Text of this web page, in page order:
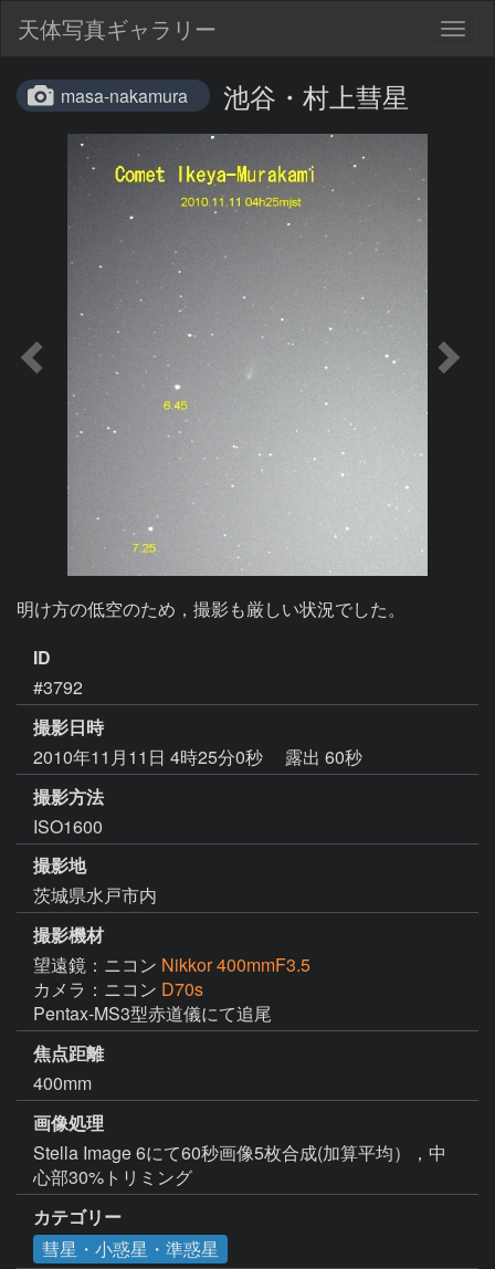
天体写真ギャラリー
masa-nakamura 池谷・村上彗星
明け方の低空のため，撮影も厳しい状況でした。
ID
#3792
撮影日時
2010年11月11日 4時25分0秒
露出 60秒
撮影方法
ISO1600
撮影地
茨城県水戸市内
撮影機材
望遠鏡：ニコン Nikkor 400mmF3.5
カメラ：ニコン D70s
Pentax-MS3型赤道儀にて追尾
焦点距離
400mm
画像処理
Stella Image 6にて60秒画像5枚合成(加算平均），中
心部30%トリミング
カテゴリー
彗星・小惑星・準惑星